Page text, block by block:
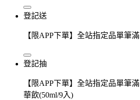
登記送
【限APP下單】全站指定品單筆
登記抽
【限APP下單】全站指定品單筆
華飲(50ml/9入)